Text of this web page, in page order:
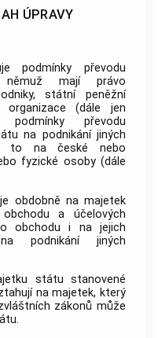
ÚPRAVY
podmínky převodu
mají právo
státní peněžní
(dále jen
převodu
na podnikání jiných
to na české nebo
fyzické osoby (dále
obdobně na majetek
a účelových
obchodu i na jejich
podnikání jiných
státu stanovené
na majetek, který
zákonů může